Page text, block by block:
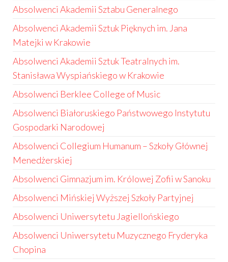
Absolwenci Akademii Sztabu Generalnego
Absolwenci Akademii Sztuk Pięknych im. Jana
Matejki w Krakowie
Absolwenci Akademii Sztuk Teatralnych im.
Stanisława Wyspiańskiego w Krakowie
Absolwenci Berklee College of Music
Absolwenci Białoruskiego Państwowego Instytutu
Gospodarki Narodowej
Absolwenci Collegium Humanum – Szkoły Głównej
Menedżerskiej
Absolwenci Gimnazjum im. Królowej Zofii w Sanoku
Absolwenci Mińskiej Wyższej Szkoły Partyjnej
Absolwenci Uniwersytetu Jagiellońskiego
Absolwenci Uniwersytetu Muzycznego Fryderyka
Chopina